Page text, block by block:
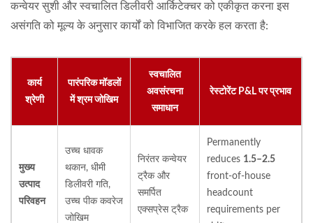
कन्वेयर सुशी और स्वचालित डिलीवरी आर्किटेक्चर को एकीकृत करना इस
असंगति को मूल्य के अनुसार कार्यों को विभाजित करके हल करता है:
कार्य
श्रेणी
पारंपरिक मॉडलों
में श्रम जोखिम
स्वचालित
अवसंरचना
समाधान
रेस्टोरेंट P&L पर प्रभाव
मुख्य
उत्पाद
परिवहन
उच्च धावक
थकान, धीमी
डिलीवरी गति,
उच्च पीक कवरेज
जोखिम
निरंतर कन्वेयर
ट्रैक और
समर्पित
एक्सप्रेस ट्रैक
Permanently
reduces 1.5–2.5
front-of-house
headcount
requirements per